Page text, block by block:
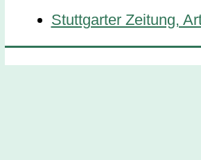
Stuttgarter Zeitung,